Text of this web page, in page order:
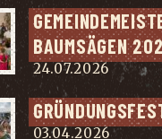
BAUM­SÄ­GEN
24.07.2026
03.04.2026